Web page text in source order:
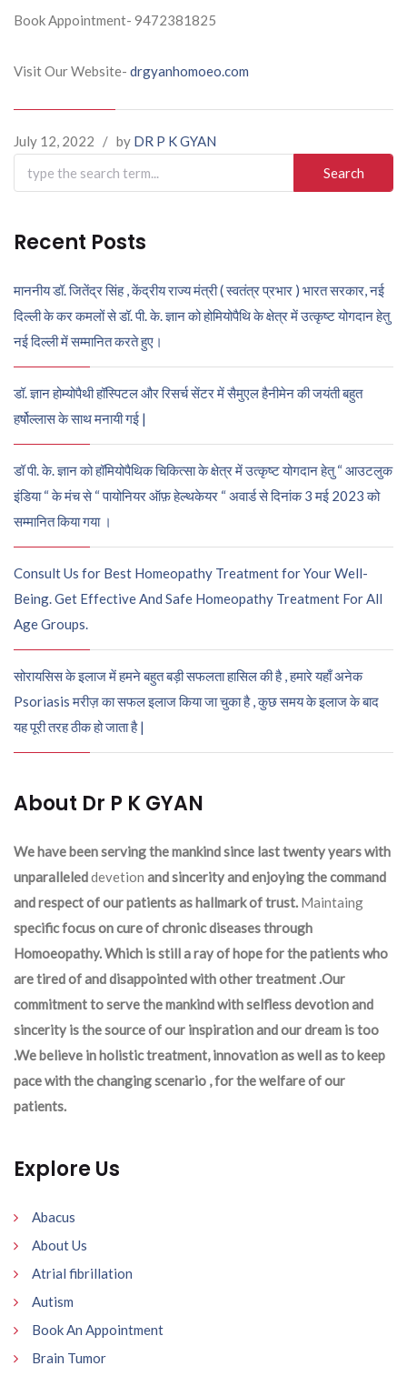
Book Appointment- 9472381825
Visit Our Website- drgyanhomoeo.com
July 12, 2022 / by DR P K GYAN
Search
for:
Recent Posts
माननीय डॉ. जितेंद्र सिंह , केंद्रीय राज्य मंत्री ( स्वतंत्र प्रभार ) भारत सरकार, नई
दिल्ली के कर कमलों से डॉ. पी. के. ज्ञान को होमियोपैथि के क्षेत्र में उत्कृष्ट योगदान हेतु
नई दिल्ली में सम्मानित करते हुए।
डॉ. ज्ञान होम्योपैथी हॉस्पिटल और रिसर्च सेंटर में सैमुएल हैनीमेन की जयंती बहुत
हर्षोल्लास के साथ मनायी गई |
डॉ पी. के. ज्ञान को हॉमियोपैथिक चिकित्सा के क्षेत्र में उत्कृष्ट योगदान हेतु “ आउटलुक
इंडिया “ के मंच से “ पायोनियर ऑफ़ हेल्थकेयर “ अवार्ड से दिनांक 3 मई 2023 को
सम्मानित किया गया ।
Consult Us for Best Homeopathy Treatment for Your Well-
Being. Get Effective And Safe Homeopathy Treatment For All
Age Groups.
सोरायसिस के इलाज में हमने बहुत बड़ी सफलता हासिल की है , हमारे यहाँ अनेक
Psoriasis मरीज़ का सफल इलाज किया जा चुका है , कुछ समय के इलाज के बाद
यह पूरी तरह ठीक हो जाता है |
About Dr P K GYAN
We have been serving the mankind since last twenty years with
unparalleleddevetion and sincerity and enjoying the command
and respect of our patients as hallmark of trust. Maintaing
specific focus on cure of chronic diseases through
Homoeopathy. Which is still a ray of hope for the patients who
are tired of and disappointed with other treatment .Our
commitment to serve the mankind with selfless devotion and
sincerity is the source of our inspiration and our dream is too
.We believe in holistic treatment, innovation as well as to keep
pace with the changing scenario , for the welfare of our
patients.
Explore Us
Abacus
About Us
Atrial fibrillation
Autism
Book An Appointment
Brain Tumor